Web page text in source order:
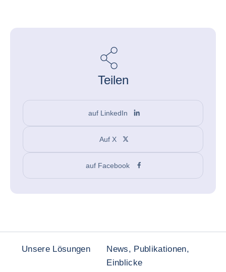
Teilen
auf LinkedIn
Auf X
auf Facebook
Unsere Lösungen
News, Publikationen,
Einblicke